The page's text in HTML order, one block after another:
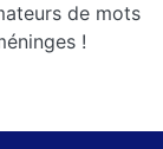
de mots
!